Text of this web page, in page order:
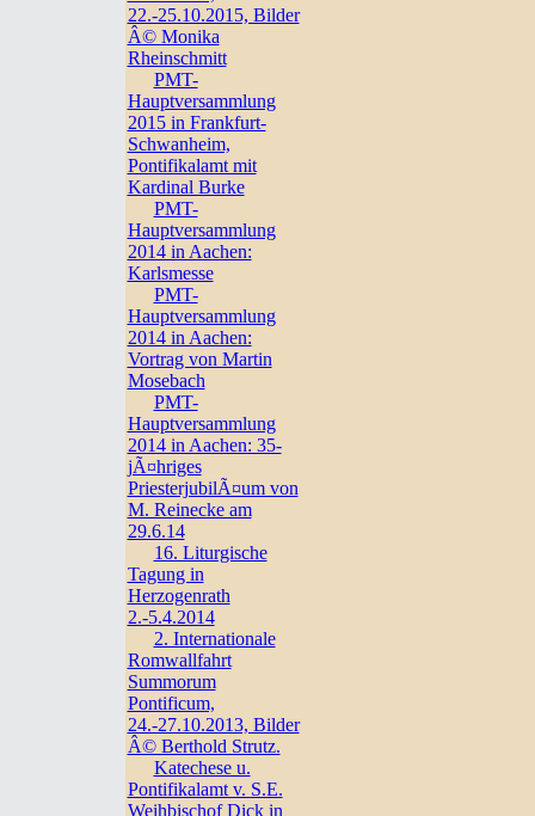
22.-25.10.2015, Bilder
Â© Monika
Rheinschmitt
PMT-
Hauptversammlung
2015 in Frankfurt-
Schwanheim,
Pontifikalamt mit
Kardinal Burke
PMT-
Hauptversammlung
2014 in Aachen:
Karlsmesse
PMT-
Hauptversammlung
2014 in Aachen:
Vortrag von Martin
Mosebach
PMT-
Hauptversammlung
2014 in Aachen: 35-
jÃ¤hriges
PriesterjubilÃ¤um von
M. Reinecke am
29.6.14
16. Liturgische
Tagung in
Herzogenrath
2.-5.4.2014
2. Internationale
Romwallfahrt
Summorum
Pontificum,
24.-27.10.2013, Bilder
Â© Berthold Strutz.
Katechese u.
Pontifikalamt v. S.E.
Weihbischof Dick in